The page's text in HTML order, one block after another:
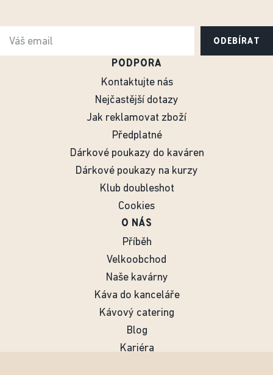
ODEBÍRAT
PODPORA
Kontaktujte nás
Nejčastější dotazy
Jak reklamovat zboží
Předplatné
Dárkové poukazy do kaváren
Dárkové poukazy na kurzy
Klub doubleshot
Cookies
O NÁS
Příběh
Velkoobchod
Naše kavárny
Káva do kanceláře
Kávový catering
Blog
Kariéra